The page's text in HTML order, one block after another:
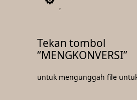
2
Tekan tombol
“MENGKONVERSI”
untuk mengunggah file